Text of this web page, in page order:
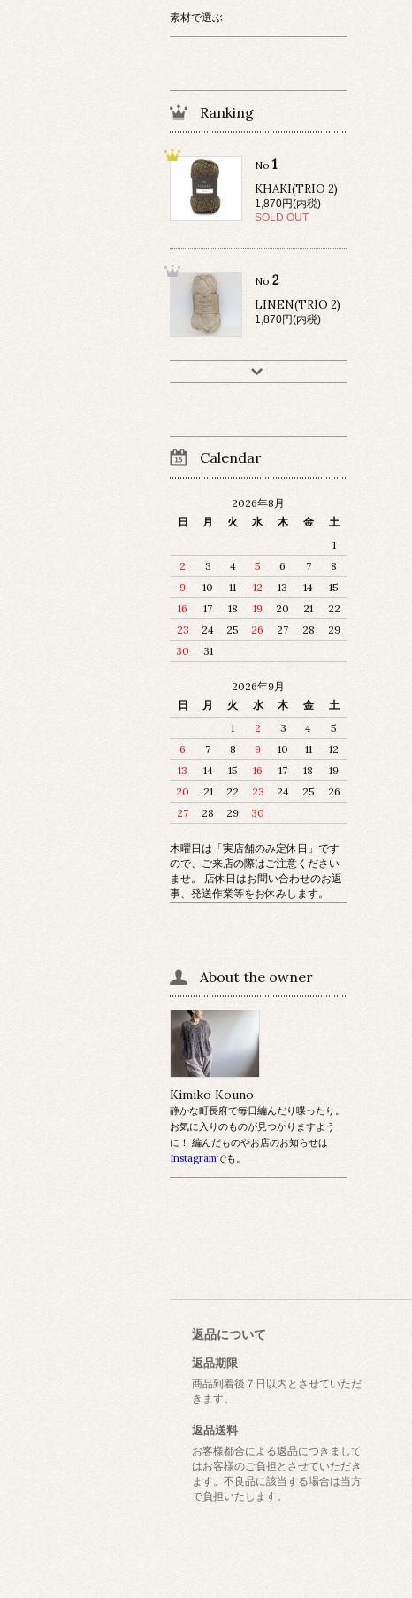
素材で選ぶ
Ranking
No.1
KHAKI(TRIO 2)
1,870円(内税)
SOLD OUT
No.2
LINEN(TRIO 2)
1,870円(内税)
Calendar
2026年8月
日
月 火 水 木 金
土
1
2
3 4 5 6 7
8
9
10 11 12 13 14
15
16
17 18 19 20 21
22
23
24 25 26 27 28
29
30
31
2026年9月
日
月 火 水 木 金
土
1
2 3 4
5
6
7 8 9 10 11
12
13
14 15 16 17 18
19
20
21 22 23 24 25
26
27
28 29 30
木曜日は「実店舗のみ定休日」です
ので、ご来店の際はご注意ください
ませ。 店休日はお問い合わせのお返
事、発送作業等をお休みします。
About the owner
Kimiko Kouno
静かな町長府で毎日編んだり喋ったり。
お気に入りのものが見つかりますよう
に！ 編んだものやお店のお知らせは
Instagramでも。
返品について
返品期限
商品到着後７日以内とさせていただ
きます。
返品送料
お客様都合による返品につきまして
はお客様のご負担とさせていただき
ます。不良品に該当する場合は当方
で負担いたします。